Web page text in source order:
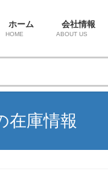
ホーム
HOME
会社情報
ABOUT US
在庫情報